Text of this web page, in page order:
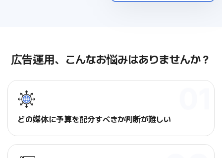
広告運用、こんなお悩みはありませんか？
どの媒体に予算を配分すべきか判断が難しい